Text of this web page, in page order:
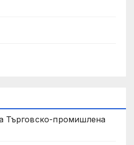
Търговско-промишлена